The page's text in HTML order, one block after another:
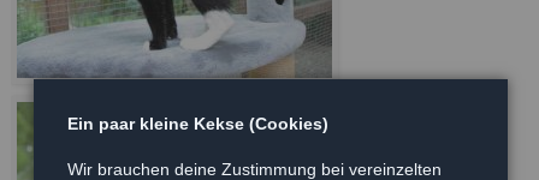
Ein paar kleine Kekse (Cookies)
Wir brauchen deine Zustimmung bei vereinzelten